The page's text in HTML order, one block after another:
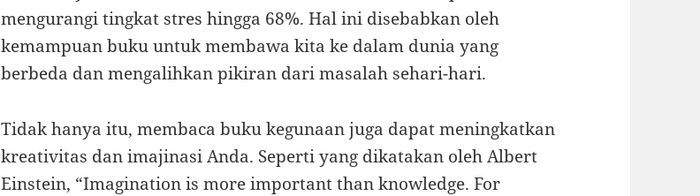
mengurangi tingkat stres hingga 68%. Hal ini disebabkan oleh
kemampuan buku untuk membawa kita ke dalam dunia yang
berbeda dan mengalihkan pikiran dari masalah sehari-hari.
Tidak hanya itu, membaca buku kegunaan juga dapat meningkatkan
kreativitas dan imajinasi Anda. Seperti yang dikatakan oleh Albert
Einstein, “Imagination is more important than knowledge. For